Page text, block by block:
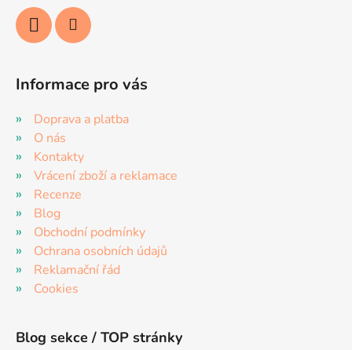
Informace pro vás
Doprava a platba
O nás
Kontakty
Vrácení zboží a reklamace
Recenze
Blog
Obchodní podmínky
Ochrana osobních údajů
Reklamační řád
Cookies
Blog sekce / TOP stránky